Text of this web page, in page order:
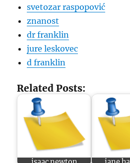
svetozar raspopović
znanost
dr franklin
jure leskovec
d franklin
Related Posts: